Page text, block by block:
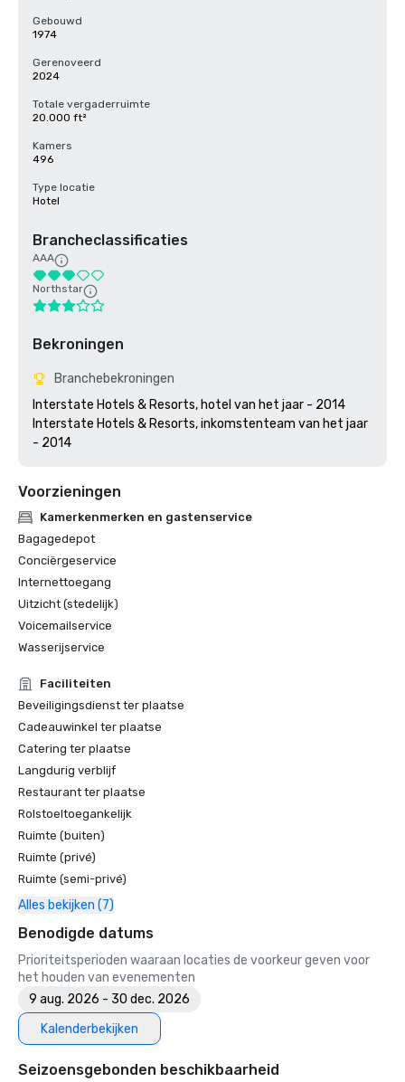
Gebouwd
1974
Gerenoveerd
2024
Totale vergaderruimte
20.000 ft²
Kamers
496
Type locatie
Hotel
Brancheclassificaties
AAA
Northstar
Bekroningen
Branchebekroningen
Interstate Hotels & Resorts, hotel van het jaar - 2014
Interstate Hotels & Resorts, inkomstenteam van het jaar
Voorzieningen
Kamerkenmerken en gastenservice
Bagagedepot
Conciërgeservice
Internettoegang
Uitzicht (stedelijk)
Voicemailservice
Wasserijservice
Faciliteiten
Beveiligingsdienst ter plaatse
Cadeauwinkel ter plaatse
Catering ter plaatse
Langdurig verblijf
Restaurant ter plaatse
Rolstoeltoegankelijk
Ruimte (buiten)
Ruimte (privé)
Ruimte (semi-privé)
Alles bekijken (7)
Benodigde datums
Prioriteitsperioden waaraan locaties de voorkeur geven voor
het houden van evenementen
9 aug. 2026 - 30 dec. 2026
Kalenderbekijken
Seizoensgebonden beschikbaarheid